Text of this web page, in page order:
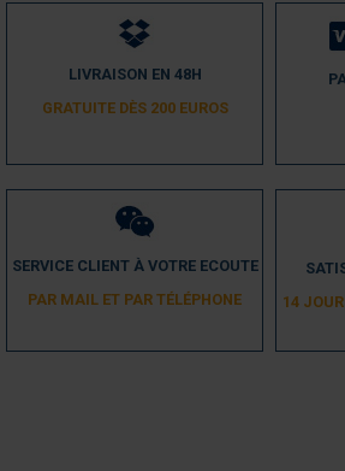
LIVRAISON EN 48H
GRATUITE DÈS 200 EUROS
SERVICE CLIENT À VOTRE ECOUTE
PAR MAIL ET PAR TÉLÉPHONE
14